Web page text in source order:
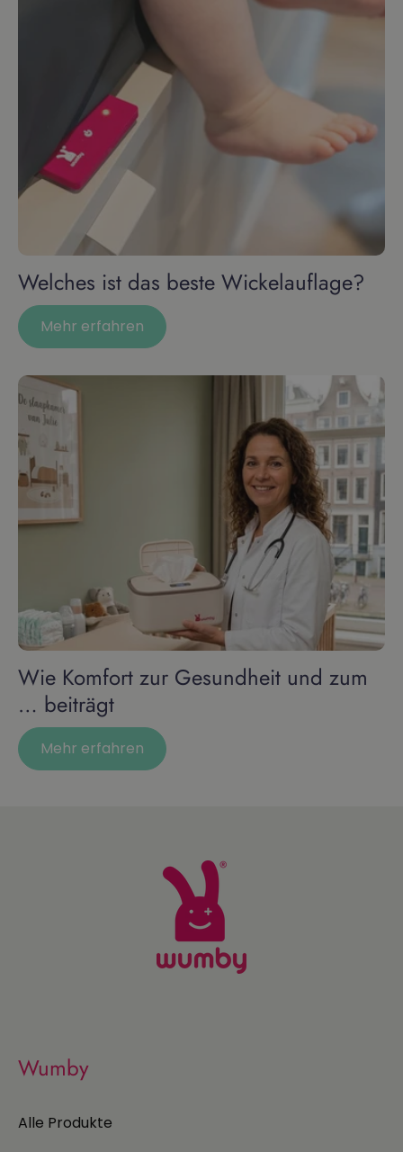
Welches ist das beste Wickelauflage?
Mehr erfahren
Wie Komfort zur Gesundheit und zum
… beiträgt
Mehr erfahren
Wumby
Alle Produkte